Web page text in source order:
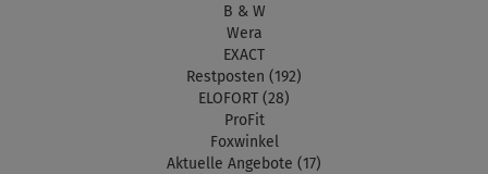
B & W
Wera
EXACT
Restposten (192)
ELOFORT (28)
ProFit
Foxwinkel
Aktuelle Angebote (17)